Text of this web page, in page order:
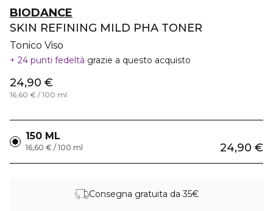
BIODANCE
SKIN REFINING MILD PHA TONER
Tonico Viso
24 punti fedeltà grazie a questo acquisto
24,90 €
16,60 € / 100 ml
150 ML
24,90 €
16,60 € / 100 ml
Consegna gratuita da 35€